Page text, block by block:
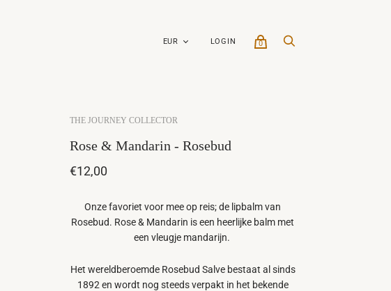
LOGIN 0
THE JOURNEY COLLECTOR
Rose & Mandarin - Rosebud
€12,00
Onze favoriet voor mee op reis; de lipbalm van
Rosebud. Rose & Mandarin is een heerlijke balm met
een vleugje mandarijn.
Het wereldberoemde Rosebud Salve bestaat al sinds
1892 en wordt nog steeds verpakt in het bekende